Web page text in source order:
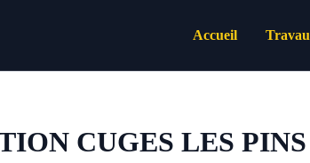
Accueil
CUGES LES PINS